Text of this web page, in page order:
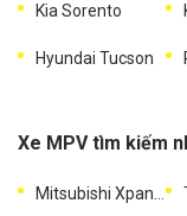
Kia Sorento
Hyundai Tucson
Xe MPV tìm kiếm